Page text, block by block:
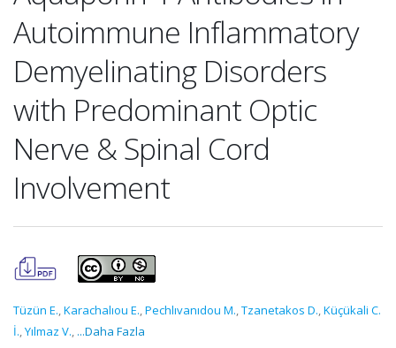
Autoimmune Inflammatory
Demyelinating Disorders
with Predominant Optic
Nerve & Spinal Cord
Involvement
Tüzün E.,Karachalıou E.,Pechlıvanıdou M.,Tzanetakos D.,Küçükali C.
İ.,Yılmaz V., ...Daha Fazla